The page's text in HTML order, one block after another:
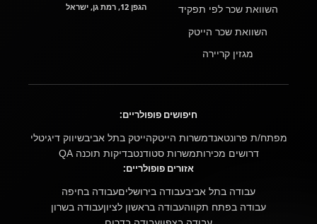
השוואת שכר לפי תפקיד
השוואת שכר הייטק
מגזין קריירה
הגפן 12, רמת גן, ישראל
חיפושים פופולריים:
מפתח/ת פרונטאנדמשרות הייטקהייטק בתל אביבשיווק דיגיטלי
דרושים מכירותמשרות סטודנטבדיקות תוכנה QA
אזורים פופולריים:
עבודה בתל אביבעבודה בירושליםעבודה בחיפה
עבודה בפתח תקווהעבודה בראשון לציוןעבודה בשרון